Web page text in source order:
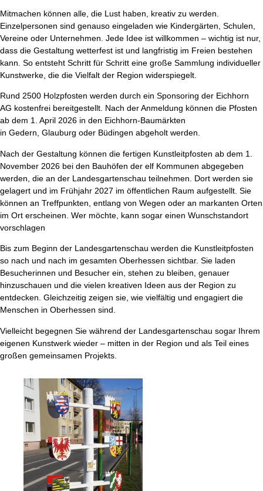
Mitmachen können alle, die Lust haben, kreativ zu werden.
Einzelpersonen sind genauso eingeladen wie Kindergärten, Schulen,
Vereine oder Unternehmen. Jede Idee ist willkommen – wichtig ist nur,
dass die Gestaltung wetterfest ist und langfristig im Freien bestehen
kann. So entsteht Schritt für Schritt eine große Sammlung individueller
Kunstwerke, die die Vielfalt der Region widerspiegelt.
Rund 2500 Holzpfosten werden durch ein Sponsoring der Eichhorn
AG kostenfrei bereitgestellt. Nach der Anmeldung können die Pfosten
ab dem 1. April 2026 in den Eichhorn-Baumärkten
in Gedern, Glauburg oder Büdingen abgeholt werden.
Nach der Gestaltung können die fertigen Kunstleitpfosten ab dem 1.
November 2026 bei den Bauhöfen der elf Kommunen abgegeben
werden, die an der Landesgartenschau teilnehmen. Dort werden sie
gelagert und im Frühjahr 2027 im öffentlichen Raum aufgestellt. Sie
können an Treffpunkten, entlang von Wegen oder an markanten Orten
im Ort erscheinen. Wer möchte, kann sogar einen Wunschstandort
vorschlagen
Bis zum Beginn der Landesgartenschau werden die Kunstleitpfosten
so nach und nach im gesamten Oberhessen sichtbar. Sie laden
Besucherinnen und Besucher ein, stehen zu bleiben, genauer
hinzuschauen und die vielen kreativen Ideen aus der Region zu
entdecken. Gleichzeitig zeigen sie, wie vielfältig und engagiert die
Menschen in Oberhessen sind.
Vielleicht begegnen Sie während der Landesgartenschau sogar Ihrem
eigenen Kunstwerk wieder – mitten in der Region und als Teil eines
großen gemeinsamen Projekts.